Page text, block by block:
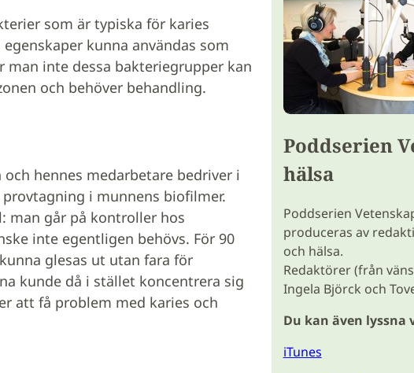
som är typiska för karies
kunna användas som
man inte dessa bakteriegrupper kan
och behöver behandling.
hennes medarbetare bedriver i
i munnens biofilmer.
man går på kontroller hos
inte egentligen behövs. För 90
glesas ut utan fara för
kunde då i stället koncentrera sig
att få problem med karies och
Poddserien
hälsa
Poddserien
produceras av
och hälsa.
Redaktörer (från
Ingela Björck och
Du kan även lyssna
iTunes